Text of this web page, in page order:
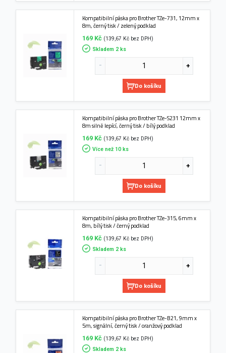
Kompatibilní páska pro Brother TZe-731, 12mm x
8m, černý tisk / zelený podklad
169 Kč (139,67 Kč bez DPH)
Skladem 2 ks
Do košíku
Kompatibilní páska pro Brother TZe-S231 12mm x
8m silně lepící, černý tisk / bílý podklad
169 Kč (139,67 Kč bez DPH)
Více než 10 ks
Do košíku
Kompatibilní páska pro Brother TZe-315, 6mm x
8m, bílý tisk / černý podklad
169 Kč (139,67 Kč bez DPH)
Skladem 2 ks
Do košíku
Kompatibilní páska pro Brother TZe-B21, 9mm x
5m, signální, černý tisk / oranžový podklad
169 Kč (139,67 Kč bez DPH)
Skladem 2 ks